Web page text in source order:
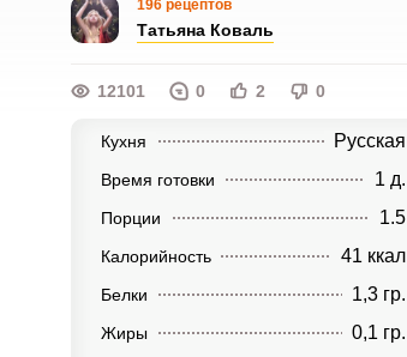
196 рецептов
Татьяна Коваль
12101 0 2 0
Кухня Русская
Время готовки 1 д.
Порции 1.5
Калорийность 41 ккал
Белки 1,3 гр.
Жиры 0,1 гр.